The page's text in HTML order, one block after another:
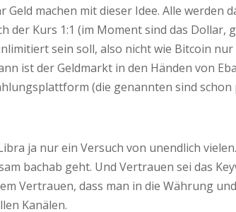
machen mit dieser Idee. Alle
Kurs 1:1 (im Moment sind das
sein soll, also nicht wie Bitcoin
ist der Geldmarkt in den Händen von
(die genannten sind
ja nur ein Versuch von unendlich
bachab geht. Und Vertrauen sei das
Vertrauen, dass man in die Währung
Kanälen.